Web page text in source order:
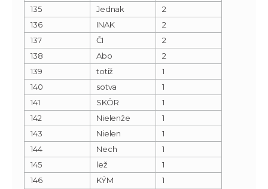
135
Jednak
2
136
INAK
2
137
ČI
2
138
Abo
2
139
totiž
1
140
sotva
1
141
SKÔR
1
142
Nielenže
1
143
Nielen
1
144
Nech
1
145
lež
1
146
KÝM
1